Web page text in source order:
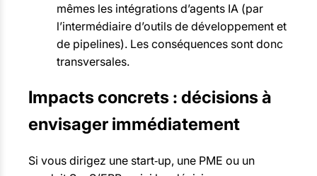
mêmes les intégrations d’agents IA (par
l’intermédiaire d’outils de développement et
de pipelines). Les conséquences sont donc
transversales.
Impacts concrets : décisions à
envisager immédiatement
Si vous dirigez une start‑up, une PME ou un